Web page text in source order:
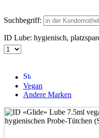
Suchbegriff:
ID Lube: hygienisch,
Vegan
Andere Marken